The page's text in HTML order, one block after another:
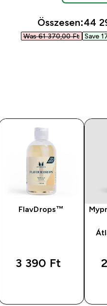
Összesen:44
Was 61 370,00 Ft‎ Save
FlavDrops™
3 390 Ft‎